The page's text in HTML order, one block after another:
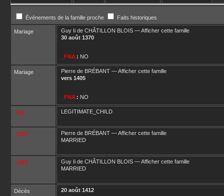
Événements de la famille proche Faits historiques
Mariage Guy Ii de CHÂTILLON BLOIS —Afficher cette famille
30 août 1370
_FNA : NO
Mariage Pierre de BRÉBANT —Afficher cette famille
vers 1405
_FNA : NO
_FIL LEGITIMATE_CHILD
_UST Pierre de BRÉBANT —Afficher cette famille
MARRIED
_UST Guy Ii de CHÂTILLON BLOIS —Afficher cette famille
MARRIED
Décès 20 août 1412